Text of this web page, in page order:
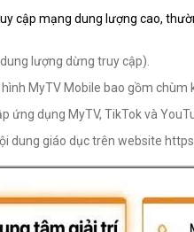
cập mạng dung lượng cao,
lượng dừng truy cập).
MyTV Mobile bao gồm chùm
ứng dụng MyTV, TikTok và
dung giáo dục trên website